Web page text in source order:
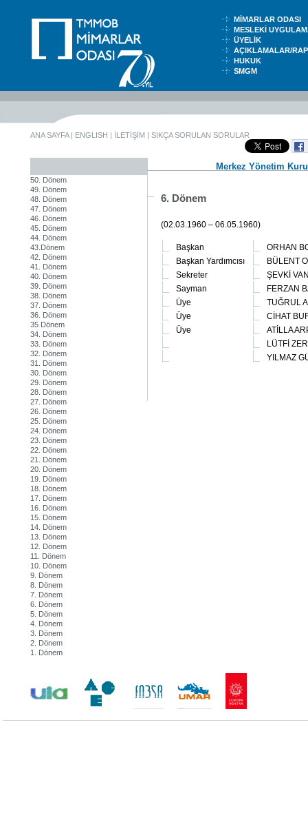
MİMARLAR ODASI
MESLEKİ
ÜYELİK
AÇIKLAMALAR/
HUKUK
SMGM
ANA SAYFA| ENGLISH | İLETİŞİM | SIKÇA SORULAN SORULAR
50. Dönem
49. Dönem
48. Dönem
47. Dönem
46. Dönem
45. Dönem
44. Dönem
43.Dönem
42. Dönem
41. Dönem
40. Dönem
39. Dönem
38. Dönem
37. Dönem
36. Dönem
35 Dönem
34. Dönem
33. Dönem
32. Dönem
31. Dönem
30. Dönem
29. Dönem
28. Dönem
27. Dönem
26. Dönem
25. Dönem
24. Dönem
23. Dönem
22. Dönem
21. Dönem
20. Dönem
19. Dönem
18. Dönem
17. Dönem
16. Dönem
15. Dönem
14. Dönem
13. Dönem
12. Dönem
11. Dönem
10. Dönem
9. Dönem
8. Dönem
7. Dönem
6. Dönem
5. Dönem
4. Dönem
3. Dönem
2. Dönem
1. Dönem
Merkez Yönetim
6. Dönem
(02.03.1960 – 06.05.1960)
Başkan
ORHAN
Başkan Yardımcısı
BÜLENT
Sekreter
ŞEVKİ
Sayman
FERZAN
Üye
TUĞRUL
Üye
CİHAT
Üye
ATİLLA
LÜTFİ
YILMAZ